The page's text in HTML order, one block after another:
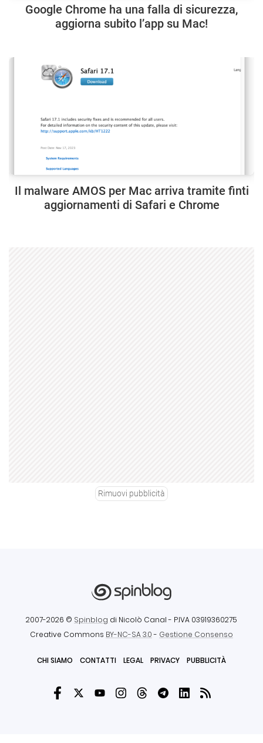
Google Chrome ha una falla di sicurezza,
aggiorna subito l’app su Mac!
Il malware AMOS per Mac arriva tramite finti
aggiornamenti di Safari e Chrome
Rimuovi pubblicità
2007-2026 © Spinblog di Nicolò Canal - P.IVA 03919360275
Creative Commons BY-NC-SA 3.0- Gestione Consenso
CHI SIAMO CONTATTI LEGAL PRIVACY PUBBLICITÀ